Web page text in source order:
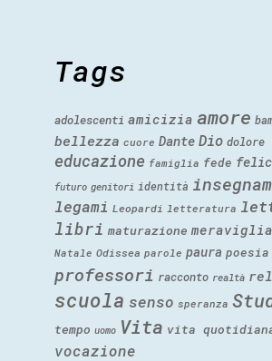
Tags
adolescenti amicizia amore
bellezza cuore Dante Dio dolore
educazione famiglia fede
futuro genitori identità
legami Leopardi letteratura
libri maturazione meraviglia
Natale Odissea parole paura poesia
professori racconto realtà
scuola senso speranza
tempo uomo Vita vita
vocazione